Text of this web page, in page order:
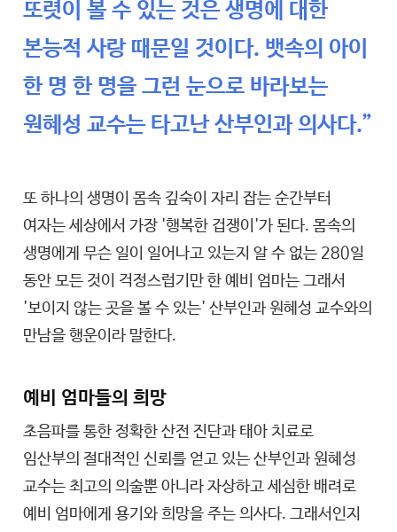
또렷이 볼 수 있는 것은 생명에 대한
본능적 사랑 때문일 것이다. 뱃속의 아이
한 명 한 명을 그런 눈으로 바라보는
원혜성 교수는 타고난 산부인과 의사다.”
또 하나의 생명이 몸속 깊숙이 자리 잡는 순간부터
여자는 세상에서 가장 '행복한 겁쟁이'가 된다. 몸속의
생명에게 무슨 일이 일어나고 있는지 알 수 없는 280일
동안 모든 것이 걱정스럽기만 한 예비 엄마는 그래서
'보이지 않는 곳을 볼 수 있는' 산부인과 원혜성 교수와의
만남을 행운이라 말한다.
예비 엄마들의 희망
초음파를 통한 정확한 산전 진단과 태아 치료로
임산부의 절대적인 신뢰를 얻고 있는 산부인과 원혜성
교수는 최고의 의술뿐 아니라 자상하고 세심한 배려로
예비 엄마에게 용기와 희망을 주는 의사다. 그래서인지